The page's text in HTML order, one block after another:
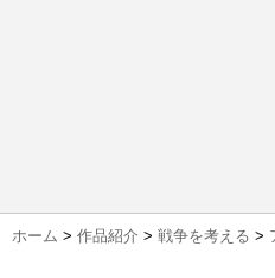
ホーム > 作品紹介 > 戦争を考える >